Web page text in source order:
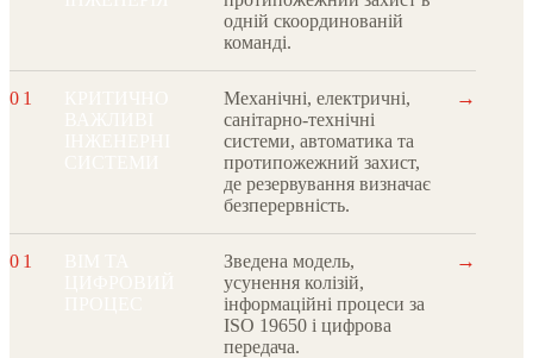
одній скоординованій
команді.
01
Механічні, електричні,
санітарно-технічні
системи, автоматика та
протипожежний захист,
де резервування визначає
безперервність.
→
01
Зведена модель,
усунення колізій,
інформаційні процеси за
ISO 19650 і цифрова
передача.
→